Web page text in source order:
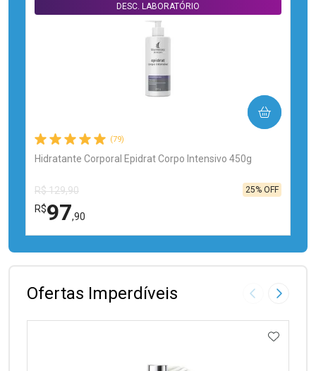
(79)
Hidratante Corporal Epidrat Corpo Intensivo 450g
DESC. LABORATÓRIO
R$ 129,90
R$97,90
25% OFF
COMPRAR
FECHAR
FECHAR
Ofertas Imperdíveis Imagem